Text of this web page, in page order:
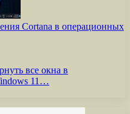
Cortana в операционных
все окна в
11…